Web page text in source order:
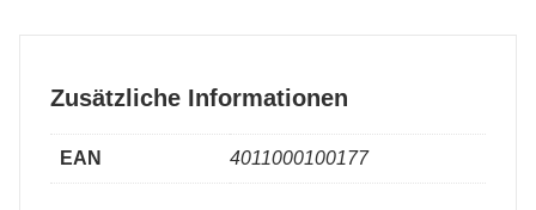
Zusätzliche Informationen
EAN 4011000100177